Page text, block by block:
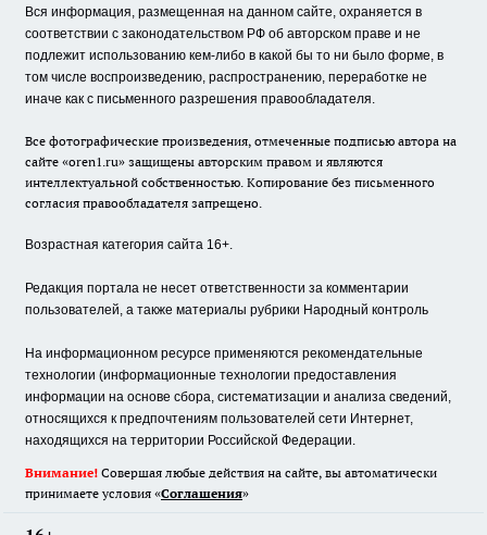
Вся информация, размещенная на данном сайте, охраняется в
соответствии с законодательством РФ об авторском праве и не
подлежит использованию кем-либо в какой бы то ни было форме, в
том числе воспроизведению, распространению, переработке не
иначе как с письменного разрешения правообладателя.
Все фотографические произведения, отмеченные подписью автора на
сайте «oren1.ru» защищены авторским правом и являются
интеллектуальной собственностью. Копирование без письменного
согласия правообладателя запрещено.
Возрастная категория сайта 16+.
Редакция портала не несет ответственности за комментарии
пользователей, а также материалы рубрики Народный контроль
На информационном ресурсе применяются рекомендательные
технологии (информационные технологии предоставления
информации на основе сбора, систематизации и анализа сведений,
относящихся к предпочтениям пользователей сети Интернет,
находящихся на территории Российской Федерации.
Внимание! Совершая любые действия на сайте, вы автоматически
принимаете условия «Cоглашения»